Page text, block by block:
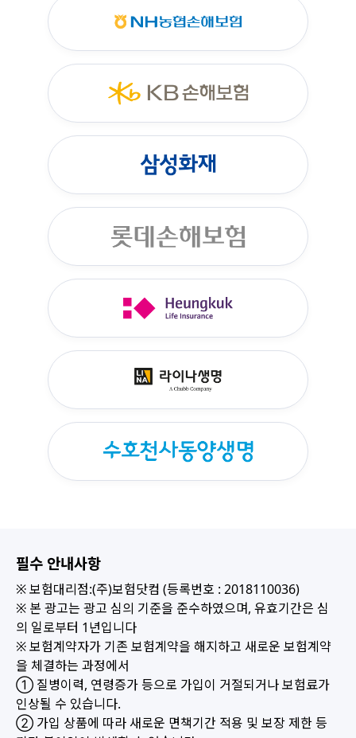
필수 안내사항
※ 보험대리점:(주)보험닷컴 (등록번호 : 2018110036)
※ 본 광고는 광고 심의 기준을 준수하였으며, 유효기간은 심
의 일로부터 1년입니다
※ 보험계약자가 기존 보험계약을 해지하고 새로운 보험계약
을 체결하는 과정에서
① 질병이력, 연령증가 등으로 가입이 거절되거나 보험료가
인상될 수 있습니다.
② 가입 상품에 따라 새로운 면책기간 적용 및 보장 제한 등